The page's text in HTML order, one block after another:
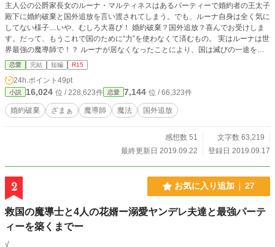
主人公の公爵家長女のルーナ・マルティネスはあるパーティーで婚約者の王太子
殿下に婚約破棄と国外追放を言い渡されてしまう。でも、ルーナ自身は全く気に
してない様子....いや、むしろ大喜び！ 婚約破棄？国外追放？喜んでお受けしま
す。だって、もうこれで国のために“力”を使わなくて済むもの。 実はルーナは世
界最強の魔導師で！？ ルーナが居なくなったことにより、国は滅びの一途を辿
る！ 「滅び行く国を遠目から眺めるのは大変面白いですね」 ※色々な人達の目
線から話は進んでいきます。 ※HOT&恋愛&人気ランキング一位ありがとうござ
います(2019 9/18)
恋愛 完結 短編 R15
24h.ポイント 49pt
小説 16,024 位 / 228,623件 恋愛 7,144 位 / 66,323件
婚約破棄 ざまぁ 魔導師 魔法 国外追放
感想数 51
文字数 63,219
最終更新日 2019.09.22
登録日 2019.09.17
2 お気に入り追加 27
救国の魔導士と4人の花婿ー溺愛ヤンデレ夫達と最強パーテ
ィーを築くまでー
√